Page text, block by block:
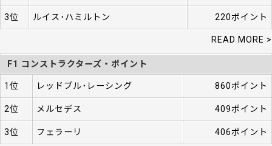
3位 ルイス･ハミルトン 220ポイント
READ MORE >
F1 コンストラクターズ・ポイント
1位 レッドブル･レーシング 860ポイント
2位 メルセデス 409ポイント
3位 フェラーリ 406ポイント